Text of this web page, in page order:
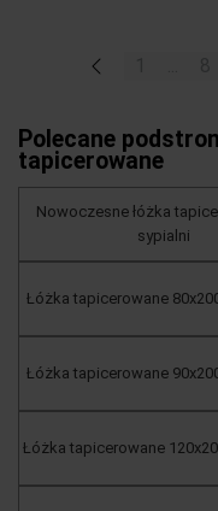
«
Polecane
tapicerowane
Nowoczesne łóżka
sypialni
Łóżka tapicerowane
Łóżka tapicerowane
Łóżka tapicerowane